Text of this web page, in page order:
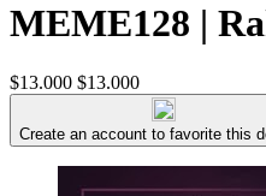
MEME128 |
$13.000 $13.000
Create an account to favorite this